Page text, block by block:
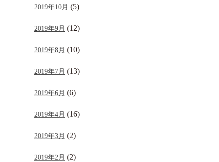
2019年10月 (5)
2019年9月 (12)
2019年8月 (10)
2019年7月 (13)
2019年6月 (6)
2019年4月 (16)
2019年3月 (2)
2019年2月 (2)